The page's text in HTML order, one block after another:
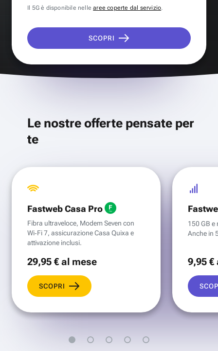
Il 5G è disponibile nellearee coperte dal servizio.
SCOPRI
Le nostre offerte pensate per
te
Fastweb Casa Pro
Fibra ultraveloce, Modem Seven con
Wi‑Fi 7, assicurazione Casa Quixa e
attivazione inclusi.
29,95 €al mese
SCOPRI
150 GB e
Anche in
9,95 €